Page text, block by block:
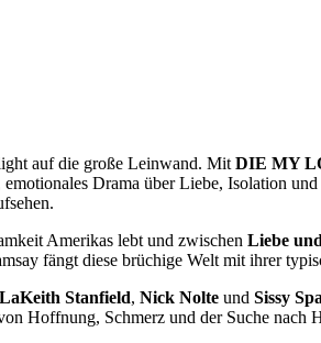
auf die große Leinwand. Mit DIE MY
Drama über Liebe, Isolation
Amerikas lebt und zwischen Liebe
fängt diese brüchige Welt mit ihrer
LaKeith Stanfield, Nick Nolte und Sissy
Hoffnung, Schmerz und der Suche nach